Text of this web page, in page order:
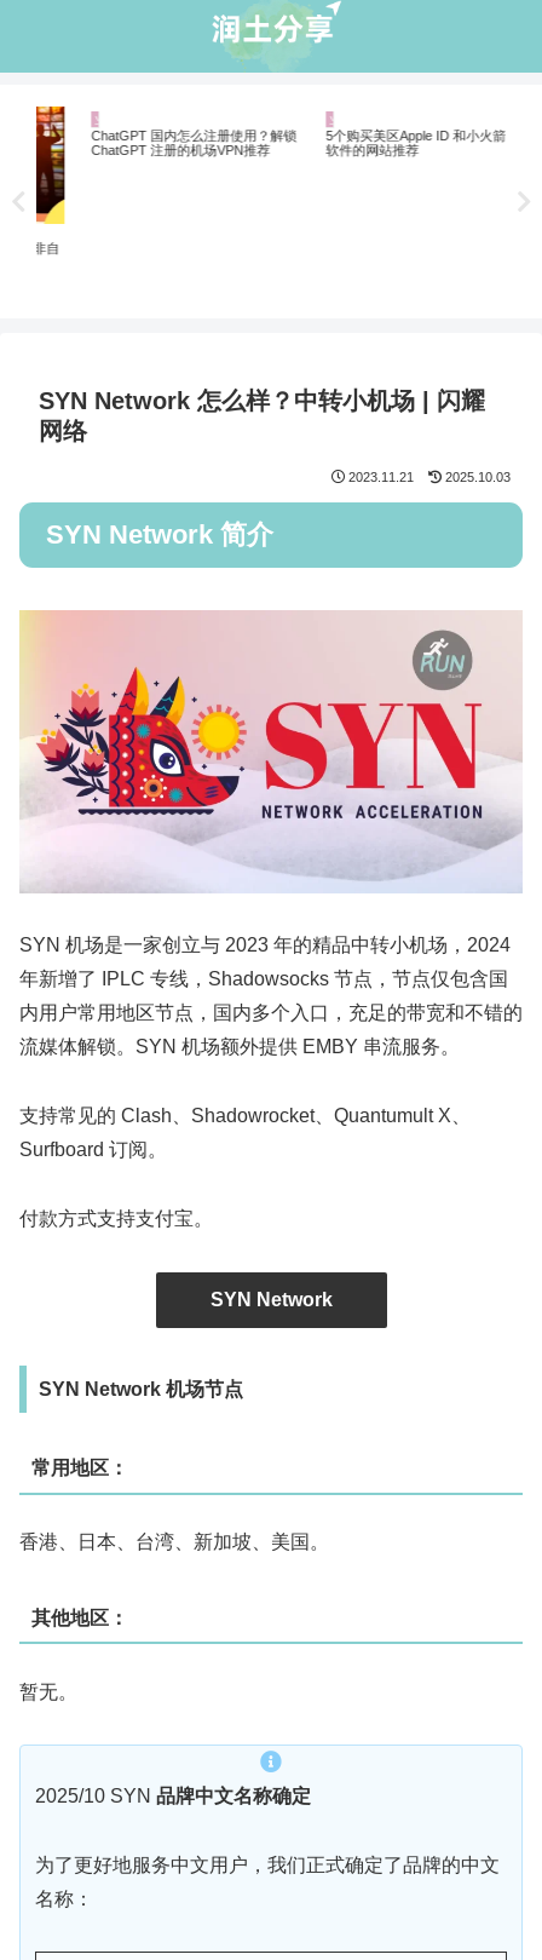
业界资讯
ChatGPT 国内怎么注册使用？解锁
业界资讯
SYN Network 怎么样？中转小机场 | 闪耀
网络
2023.11.21 2025.10.03
SYN Network 简介
SYN 机场是一家创立与 2023 年的精品中转小机场，2024
年新增了 IPLC 专线，Shadowsocks 节点，节点仅包含国
内用户常用地区节点，国内多个入口，充足的带宽和不错的
流媒体解锁。SYN 机场额外提供 EMBY 串流服务。
支持常见的 Clash、Shadowrocket、Quantumult X、
Surfboard 订阅。
付款方式支持支付宝。
SYN Network
SYN Network 机场节点
常用地区：
香港、日本、台湾、新加坡、美国。
其他地区：
暂无。
2025/10 SYN 品牌中文名称确定
为了更好地服务中文用户，我们正式确定了品牌的中文
名称：